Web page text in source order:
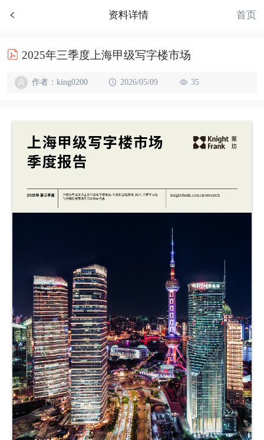
资料详情 首页
2025年三季度上海甲级写字楼市场
作者：king0200 2026/05/09 35